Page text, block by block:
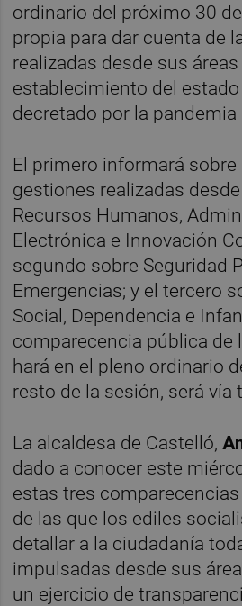
ordinario del próximo 30
propia para dar cuenta de
realizadas desde sus áreas
establecimiento del
decretado por la pandemia
El primero informará
gestiones realizadas
Recursos Humanos,
Electrónica e Innovación
segundo sobre Seguridad
Emergencias; y el tercero
Social, Dependencia e
comparecencia pública de
hará en el pleno ordinario
resto de la sesión, será vía
La alcaldesa de Castelló,
dado a conocer este
estas tres
de las que los ediles
detallar a la ciudadanía
impulsadas desde sus
un ejercicio de